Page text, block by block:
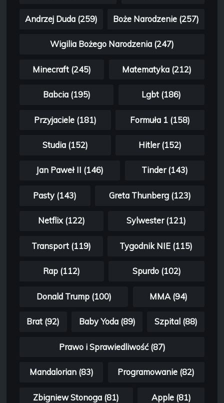
Andrzej Duda (259) Boże Narodzenie (257)
Wigilia Bożego Narodzenia (247)
Minecraft (245) Matematyka (212)
Babcia (195) Lgbt (186)
Przyjaciele (181) Formuła 1 (158)
Studia (152) Hitler (152)
Jan Paweł II (146) Tinder (143)
Pasty (143) Greta Thunberg (123)
Netflix (122) Sylwester (121)
Transport (119) Tygodnik NIE (115)
Rap (112) Spurdo (102)
Donald Trump (100) MMA (94)
Brat (92) Baby Yoda (89) Szpital (88)
Prawo i Sprawiedliwość (87)
Mandalorian (83) Programowanie (82)
Zbigniew Stonoga (81) Apple (81)